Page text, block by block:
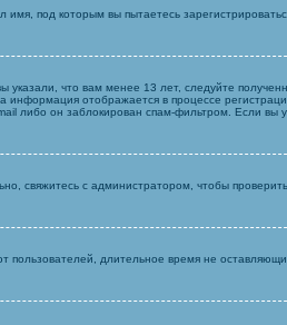
под которым вы пытаетесь
что вам менее 13 лет, следуйте
информация отображается в процессе
либо он заблокирован спам-фильтром. Если вы
свяжитесь с администратором, чтобы
пользователей, длительное время не